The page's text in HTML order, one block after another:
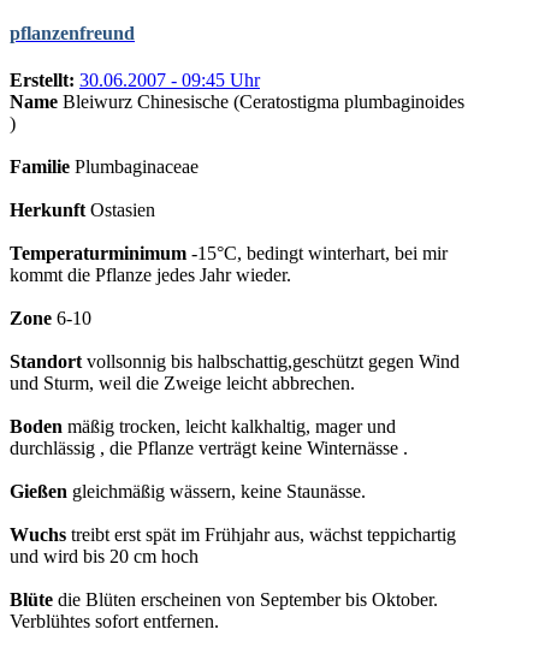
pflanzenfreund
Erstellt: 30.06.2007 - 09:45 Uhr
Name Bleiwurz Chinesische (Ceratostigma plumbaginoides
)
Familie Plumbaginaceae
HerkunftOstasien
Temperaturminimum -15°C, bedingt winterhart, bei mir
kommt die Pflanze jedes Jahr wieder.
Zone 6-10
Standortvollsonnig bis halbschattig,geschützt gegen Wind
und Sturm, weil die Zweige leicht abbrechen.
Boden mäßig trocken, leicht kalkhaltig, mager und
durchlässig , die Pflanze verträgt keine Winternässe .
Gießen gleichmäßig wässern, keine Staunässe.
Wuchs treibt erst spät im Frühjahr aus, wächst teppichartig
und wird bis 20 cm hoch
Blüte die Blüten erscheinen von September bis Oktober.
Verblühtes sofort entfernen.